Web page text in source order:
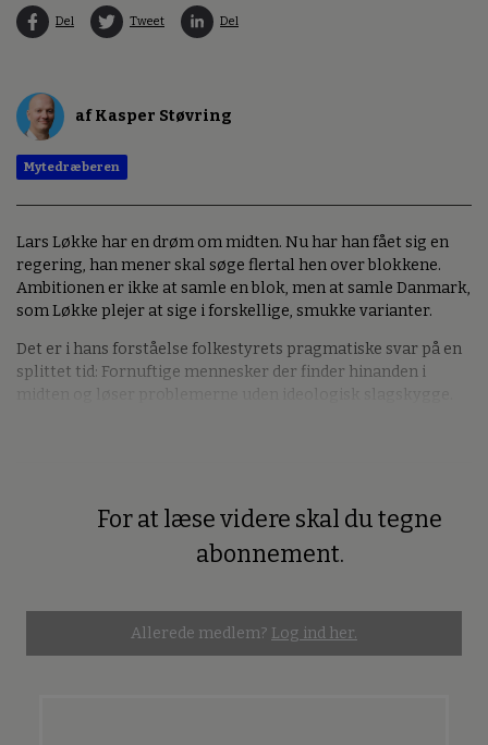
Del Tweet Del
af Kasper Støvring
Mytedræberen
Lars Løkke har en drøm om midten. Nu har han fået sig en
regering, han mener skal søge flertal hen over blokkene.
Ambitionen er ikke at samle en blok, men at samle Danmark,
som Løkke plejer at sige i forskellige, smukke varianter.
Det er i hans forståelse folkestyrets pragmatiske svar på en
splittet tid: Fornuftige mennesker der finder hinanden i
For at læse videre skal du tegne
abonnement.
Allerede medlem? Log ind her.